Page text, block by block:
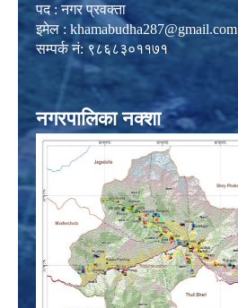
पद : नगर प्रवक्ता
इमेल : khamabudha287@gmail.com
सम्पर्क नं: ९८६८३०११७१
नगरपालिका नक्शा